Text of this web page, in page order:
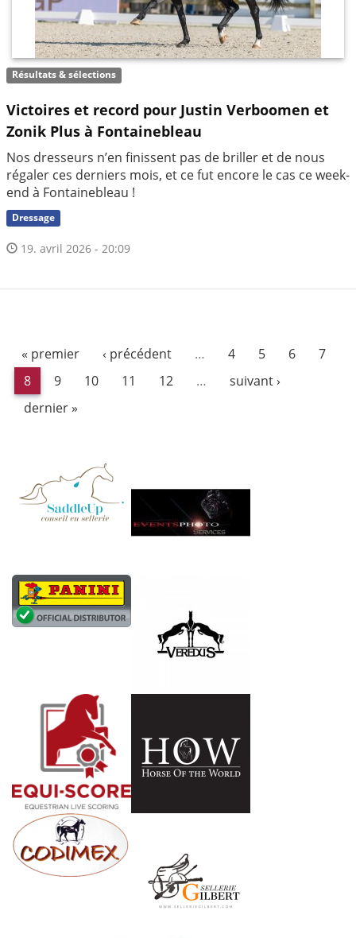
Résultats & sélections
Victoires et record pour Justin Verboomen et
Zonik Plus à Fontainebleau
Nos dresseurs n’en finissent pas de briller et de nous
régaler ces derniers mois, et ce fut encore le cas ce week-
end à Fontainebleau !
Dressage
19. avril 2026 - 20:09
« premier ‹ précédent … 4 5 6
7
8
9 10 11 12 …
suivant ›
dernier »